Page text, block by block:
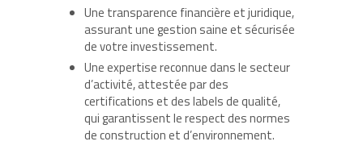
Une transparence financière et juridique,
assurant une gestion saine et sécurisée
de votre investissement.
Une expertise reconnue dans le secteur
d’activité, attestée par des
certifications et des labels de qualité,
qui garantissent le respect des normes
de construction et d’environnement.